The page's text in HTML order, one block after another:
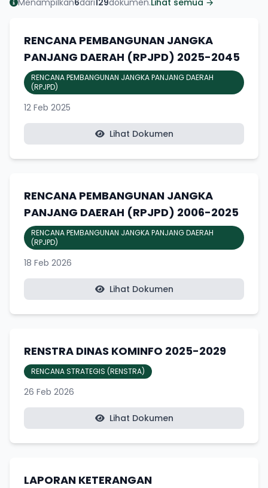
RENCANA PEMBANGUNAN JANGKA
PANJANG DAERAH (RPJPD) 2025-2045
RENCANA PEMBANGUNAN JANGKA PANJANG DAERAH
(RPJPD)
12 Feb 2025
Lihat Dokumen
RENCANA PEMBANGUNAN JANGKA
PANJANG DAERAH (RPJPD) 2006-2025
RENCANA PEMBANGUNAN JANGKA PANJANG DAERAH
(RPJPD)
18 Feb 2026
Lihat Dokumen
RENSTRA DINAS KOMINFO 2025-2029
RENCANA STRATEGIS (RENSTRA)
26 Feb 2026
Lihat Dokumen
LAPORAN KETERANGAN